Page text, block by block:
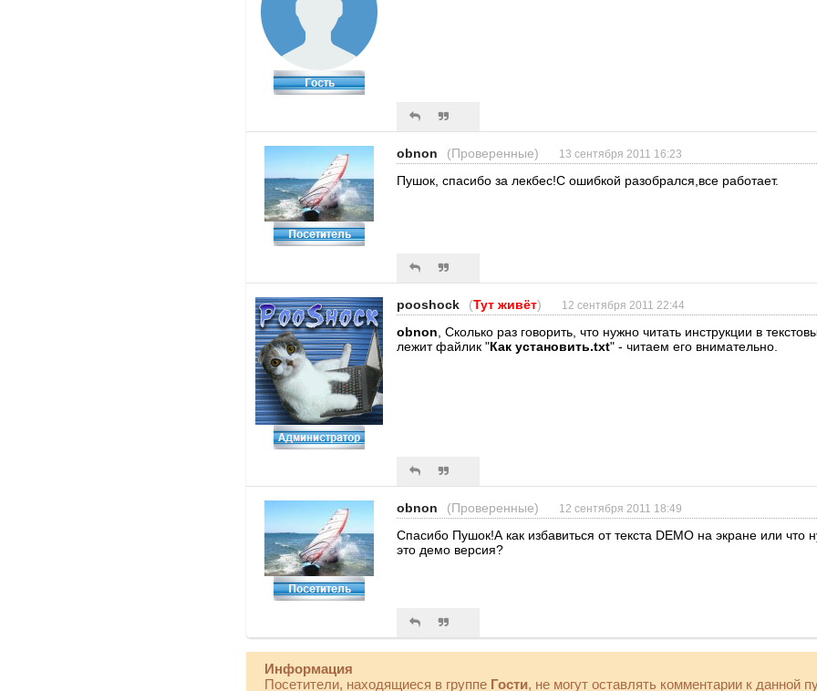
obnon (Проверенные) 13 сентября 2011 16:23
Пушок, спасибо за лекбес!С ошибкой разобрался,все работает.
pooshock (Тут живёт) 12 сентября 2011 22:44
obnon, Сколько раз говорить, что нужно читать инструкции в
лежит файлик "Как установить.txt" - читаем его внимательно.
obnon (Проверенные) 12 сентября 2011 18:49
Спасибо Пушок!А как избавиться от текста DEMO на экране или что
это демо версия?
Информация
Посетители, находящиеся в группе Гости, не могут оставлять комментарии к данной